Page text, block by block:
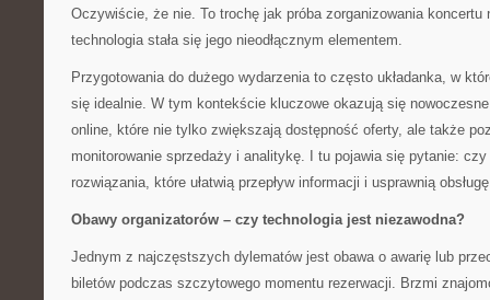
Oczywiście, że nie. To trochę jak próba zorganizowania koncertu
technologia stała się jego nieodłącznym elementem.
Przygotowania do dużego wydarzenia to często układanka, w
się idealnie. W tym kontekście kluczowe okazują się
online, które nie tylko zwiększają dostępność oferty, ale także
monitorowanie sprzedaży i analitykę. I tu pojawia się pytanie:
rozwiązania, które ułatwią przepływ informacji i usprawnią
Obawy organizatorów – czy technologia jest niezawodna?
Jednym z najczęstszych dylematów jest obawa o awarię lub
biletów podczas szczytowego momentu rezerwacji. Brzmi